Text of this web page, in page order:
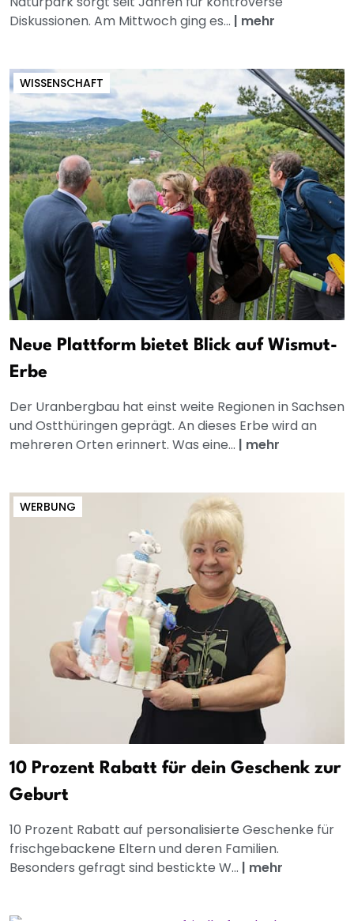
Diskussionen. Am Mittwoch ging es... | mehr
WISSENSCHAFT
Neue Plattform bietet Blick auf Wismut-
Erbe
Der Uranbergbau hat einst weite Regionen in Sachsen
und Ostthüringen geprägt. An dieses Erbe wird an
mehreren Orten erinnert. Was eine... | mehr
WERBUNG
10 Prozent Rabatt für dein Geschenk zur
Geburt
10 Prozent Rabatt auf personalisierte Geschenke für
frischgebackene Eltern und deren Familien.
Besonders gefragt sind bestickte W... | mehr